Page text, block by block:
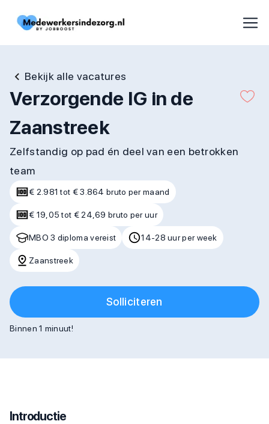
Bekijk alle vacatures
Verzorgende IG in de
Zaanstreek
Zelfstandig op pad én deel van een betrokken
team
€ 2.981 tot € 3.864 bruto per maand
€ 19,05 tot € 24,69 bruto per uur
MBO 3 diploma vereist 14-28 uur per week
Zaanstreek
Solliciteren
Binnen 1 minuut!
Introductie